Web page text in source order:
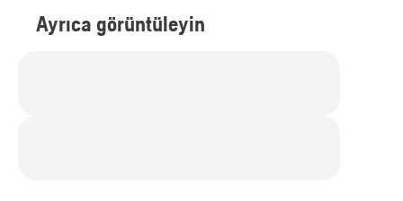
Ayrıca görüntüleyin